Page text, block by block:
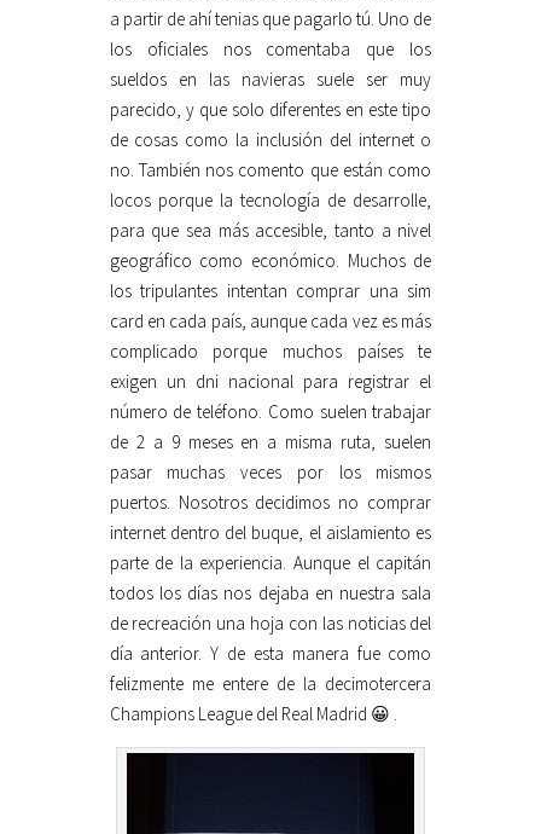
a partir de ahí tenias que pagarlo tú. Uno de
los oficiales nos comentaba que los
sueldos en las navieras suele ser muy
parecido, y que solo diferentes en este tipo
de cosas como la inclusión del internet o
no. También nos comento que están como
locos porque la tecnología de desarrolle,
para que sea más accesible, tanto a nivel
geográfico como económico. Muchos de
los tripulantes intentan comprar una sim
card en cada país, aunque cada vez es más
complicado porque muchos países te
exigen un dni nacional para registrar el
número de teléfono. Como suelen trabajar
de 2 a 9 meses en a misma ruta, suelen
pasar muchas veces por los mismos
puertos. Nosotros decidimos no comprar
internet dentro del buque, el aislamiento es
parte de la experiencia. Aunque el capitán
todos los días nos dejaba en nuestra sala
de recreación una hoja con las noticias del
día anterior. Y de esta manera fue como
felizmente me entere de la decimotercera
Champions League del Real Madrid 😀 .